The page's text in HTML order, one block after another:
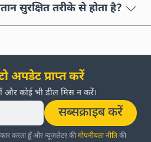
सुरक्षित तरीके से होता है?
अपडेट प्राप्त करें
और कोई भी डील मिस न करें।
सब्सक्राइब करें
करता हूँ और न्यूज़लेटर कीगोपनीयता नीतिकी